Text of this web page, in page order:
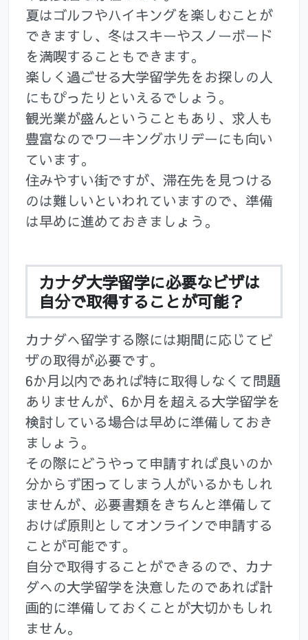
夏はゴルフやハイキングを楽しむことが
できますし、冬はスキーやスノーボード
を満喫することもできます。
楽しく過ごせる大学留学先をお探しの人
にもぴったりといえるでしょう。
観光業が盛んということもあり、求人も
豊富なのでワーキングホリデーにも向い
ています。
住みやすい街ですが、滞在先を見つける
のは難しいといわれていますので、準備
は早めに進めておきましょう。
カナダ大学留学に必要なビザは
自分で取得することが可能？
カナダへ留学する際には期間に応じてビ
ザの取得が必要です。
6か月以内であれば特に取得しなくて問題
ありませんが、6か月を超える大学留学を
検討している場合は早めに準備しておき
ましょう。
その際にどうやって申請すれば良いのか
分からず困ってしまう人がいるかもしれ
ませんが、必要書類をきちんと準備して
おけば原則としてオンラインで申請する
ことが可能です。
自分で取得することができるので、カナ
ダへの大学留学を決意したのであれば計
画的に準備しておくことが大切かもしれ
ません。